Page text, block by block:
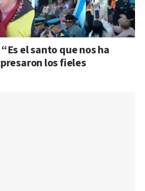
el santo que nos ha
los fieles